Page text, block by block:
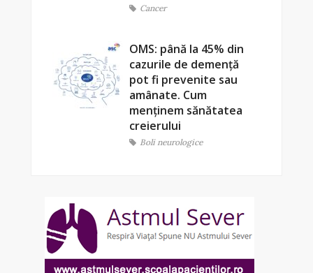
Cancer
OMS: până la 45% din
cazurile de demență
pot fi prevenite sau
amânate. Cum
menținem sănătatea
creierului
Boli neurologice